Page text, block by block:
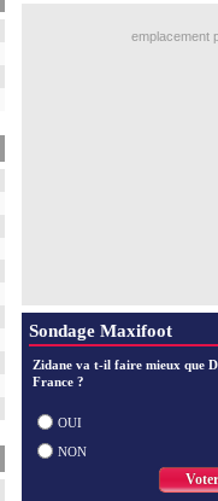
: Naples vise
emplacement
Sondage Maxifoot
Zidane va t-il faire mieux que
France ?
OUI
NON
Voter